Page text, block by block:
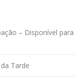
– Disponível para
Tarde